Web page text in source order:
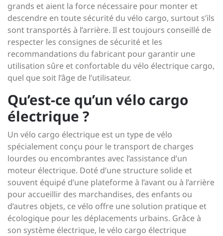
grands et aient la force nécessaire pour monter et
descendre en toute sécurité du vélo cargo, surtout s’ils
sont transportés à l’arrière. Il est toujours conseillé de
respecter les consignes de sécurité et les
recommandations du fabricant pour garantir une
utilisation sûre et confortable du vélo électrique cargo,
quel que soit l’âge de l’utilisateur.
Qu’est-ce qu’un vélo cargo
électrique ?
Un vélo cargo électrique est un type de vélo
spécialement conçu pour le transport de charges
lourdes ou encombrantes avec l’assistance d’un
moteur électrique. Doté d’une structure solide et
souvent équipé d’une plateforme à l’avant ou à l’arrière
pour accueillir des marchandises, des enfants ou
d’autres objets, ce vélo offre une solution pratique et
écologique pour les déplacements urbains. Grâce à
son système électrique, le vélo cargo électrique